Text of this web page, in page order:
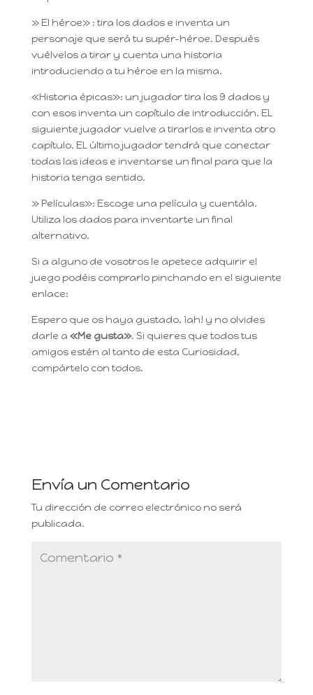
» El héroe» : tira los dados e inventa un
personaje que será tu supér-héroe. Después
vuélvelos a tirar y cuenta una historia
introduciendo a tu héroe en la misma.
«Historia épicas»: un jugador tira los 9 dados y
con esos inventa un capítulo de introducción. EL
siguiente jugador vuelve a tirarlos e inventa otro
capítulo. EL último jugador tendrá que conectar
todas las ideas e inventarse un final para que la
historia tenga sentido.
» Películas»: Escoge una película y cuentála.
Utiliza los dados para inventarte un final
alternativo.
Si a alguno de vosotros le apetece adquirir el
juego podéis comprarlo pinchando en el siguiente
enlace:
Espero que os haya gustado, ¡ah! y no olvides
darle a «Me gusta». Si quieres que todos tus
amigos estén al tanto de esta Curiosidad,
compártelo con todos.
Envía un Comentario
Tu dirección de correo electrónico no será
publicada.